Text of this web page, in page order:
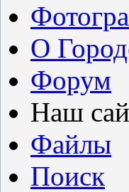
О
Форум
Наш
Файлы
Поиск